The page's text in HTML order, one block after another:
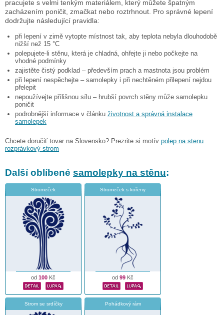
pracujete s velmi tenkým materiálem, který můžete špatným
zacházením poničit, zmačkat nebo roztrhnout. Pro správné lepení
dodržujte následující pravidla:
při lepení v zimě vytopte místnost tak, aby teplota nebyla dlouhodobě
nižší než 15 °C
polepujete-li stěnu, která je chladná, ohřejte ji nebo počkejte na
vhodné podmínky
zajistěte čistý podklad – především prach a mastnota jsou problém
při lepení nespěchejte – samolepky i při nechtěném přilepení nejdou
přelepit
nepoužívejte přílišnou sílu – hrubší povrch stěny může samolepku
poničit
podrobnější informace v článku životnost a správná instalace
samolepek
Chcete doručiť tovar na Slovensko? Prezrite si motív polep na stenu
rozprávkový strom
Další oblíbené samolepky na stěnu:
Stromeček
od 100 Kč
Stromeček s kořeny
od 99 Kč
Strom se srdíčky Pohádkový rám